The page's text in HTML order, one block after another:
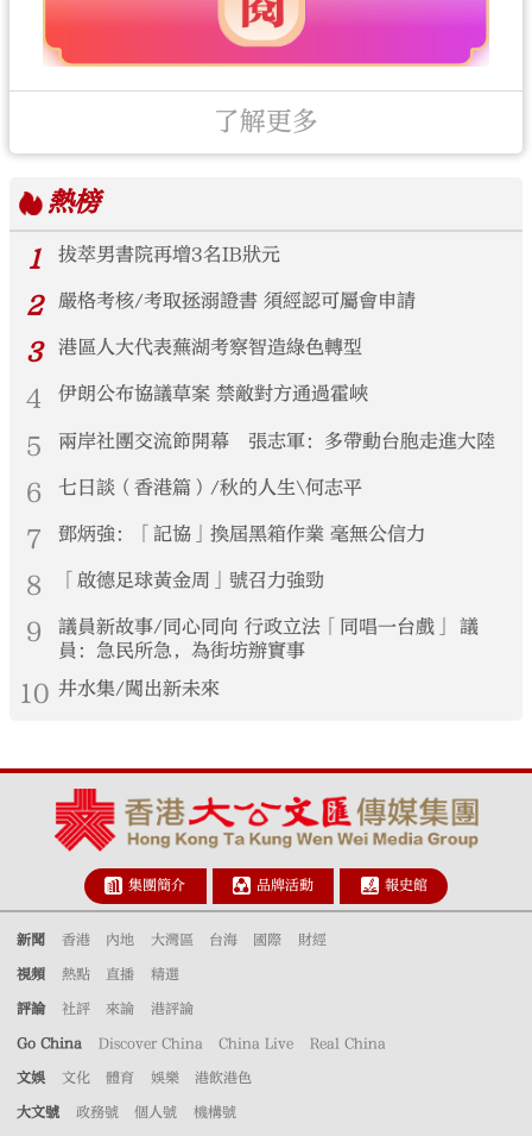
了解更多
熱榜
1
拔萃男書院再增3名IB狀元
2 嚴格考核/考取拯溺證書 須經認可屬會申請
3 港區人大代表蕪湖考察智造綠色轉型
4 伊朗公布協議草案 禁敵對方通過霍峽
5 兩岸社團交流節開幕 張志軍：多帶動台胞走進大陸
6 七日談（香港篇）/秋的人生\何志平
7 鄧炳強：「記協」換屆黑箱作業 毫無公信力
8 「啟德足球黃金周」號召力強勁
9
議員新故事/同心同向 行政立法「同唱一台戲」 議
員：急民所急，為街坊辦實事
10 井水集/闖出新未來
集團簡介 品牌活動 報史館
新聞 香港 內地 大灣區 台海 國際 財經
視頻 熱點 直播 精選
評論 社評 來論 港評論
Go China Discover China China Live Real China
文娛 文化 體育 娛樂 港飲港色
大文號 政務號 個人號 機構號